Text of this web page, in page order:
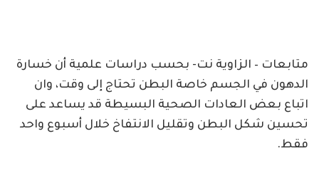
متابعات – الزاوية نت- بحسب دراسات علمية أن خسارة
الدهون في الجسم خاصة البطن تحتاج إلى وقت، وان
اتباع بعض العادات الصحية البسيطة قد يساعد على
تحسين شكل البطن وتقليل الانتفاخ خلال أسبوع واحد
فقط.